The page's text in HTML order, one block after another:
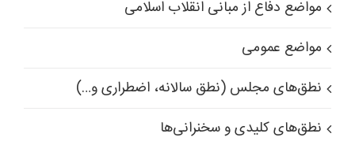
مواضع دفاع از مبانی انقلاب اسلامی
مواضع عمومی
نطق‌های مجلس (نطق سالانه، اضطراری و…)
نطق‌های کلیدی و سخنرانی‌ها